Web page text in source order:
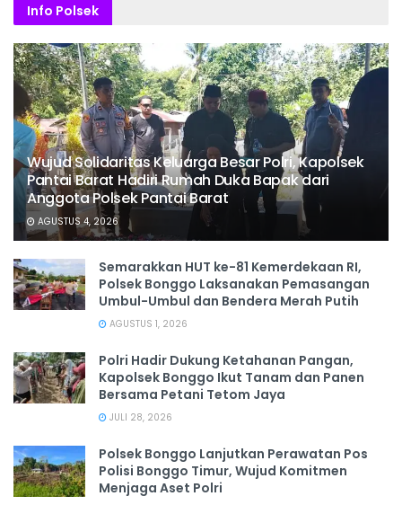
Info Polsek
Wujud Solidaritas Keluarga Besar Polri, Kapolsek
Pantai Barat Hadiri Rumah Duka Bapak dari
Anggota Polsek Pantai Barat
AGUSTUS 4, 2026
Semarakkan HUT ke-81 Kemerdekaan RI,
Polsek Bonggo Laksanakan Pemasangan
Umbul-Umbul dan Bendera Merah Putih
AGUSTUS 1, 2026
Polri Hadir Dukung Ketahanan Pangan,
Kapolsek Bonggo Ikut Tanam dan Panen
Bersama Petani Tetom Jaya
JULI 28, 2026
Polsek Bonggo Lanjutkan Perawatan Pos
Polisi Bonggo Timur, Wujud Komitmen
Menjaga Aset Polri